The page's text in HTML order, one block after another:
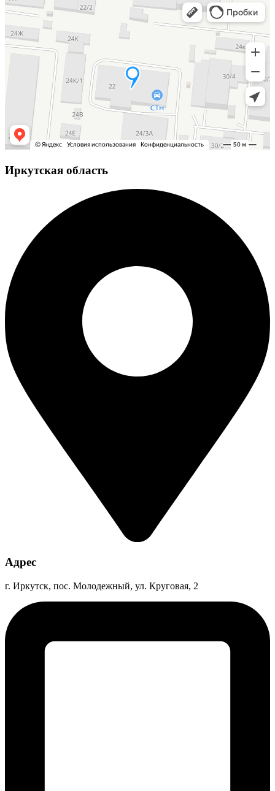
Иркутская область
Адрес
г. Иркутск, пос. Молодежный, ул. Круговая, 2